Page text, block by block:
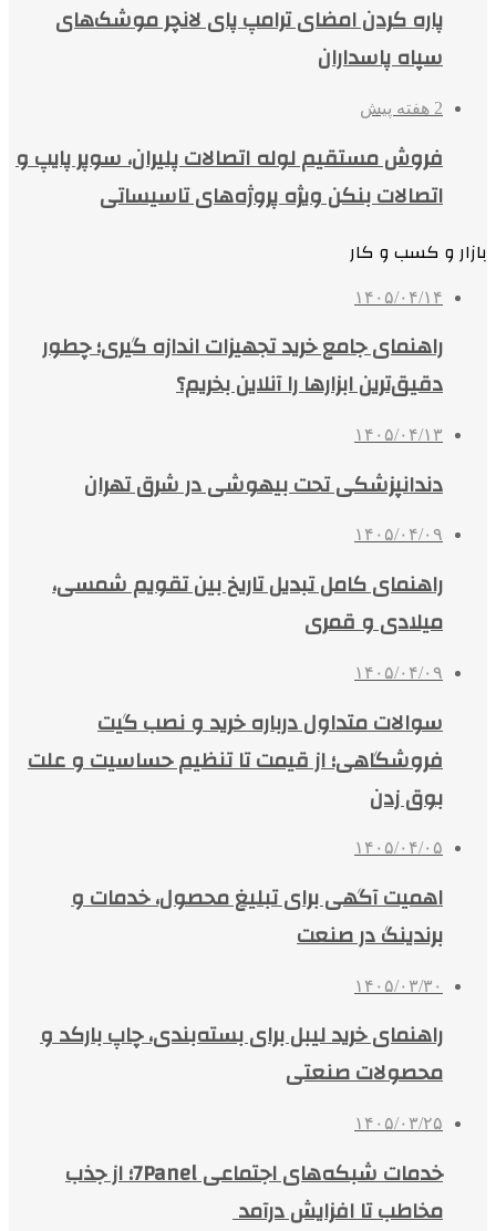
پاره کردن امضای ترامپ پای لانچر موشک‌های
سپاه پاسداران
2 هفته پیش
فروش مستقیم لوله اتصالات پلیران، سوپر پایپ و
اتصالات بنکن ویژه پروژه‌های تاسیساتی
بازار و کسب و کار
۱۴۰۵/۰۴/۱۴
راهنمای جامع خرید تجهیزات اندازه گیری؛ چطور
دقیق‌ترین ابزارها را آنلاین بخریم؟
۱۴۰۵/۰۴/۱۳
دندانپزشکی تحت بیهوشی در شرق تهران
۱۴۰۵/۰۴/۰۹
راهنمای کامل تبدیل تاریخ بین تقویم شمسی،
میلادی و قمری
۱۴۰۵/۰۴/۰۹
سوالات متداول درباره خرید و نصب گیت
فروشگاهی؛ از قیمت تا تنظیم حساسیت و علت
بوق زدن
۱۴۰۵/۰۴/۰۵
اهمیت آگهی برای تبلیغ محصول، خدمات و
برندینگ در صنعت
۱۴۰۵/۰۳/۳۰
راهنمای خرید لیبل برای بسته‌بندی، چاپ بارکد و
محصولات صنعتی
۱۴۰۵/۰۳/۲۵
خدمات شبکه‌های اجتماعی 7Panel؛ از جذب
مخاطب تا افزایش درآمد